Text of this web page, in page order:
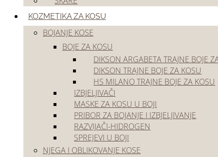
KOZMETIKA ZA KOSU
BOJANJE KOSE
BOJE ZA KOSU
DIKSON ARGABETA TRAJNE BOJE
DIKSON TRAJNE BOJE ZA KOSU
HS MILANO TRAJNE BOJE ZA KOSU
IZBJELJIVAČI
MASKE ZA KOSU U BOJI
PRIBOR ZA BOJANJE I IZBJELJIVANJE
RAZVIJAČI-HIDROGEN
SPREJEVI U BOJI
NJEGA I OBLIKOVANJE KOSE
Akcije
Outlet
Kozmetika za kosu/Bojanje kose/Boje za kosu/Dikson trajne boje